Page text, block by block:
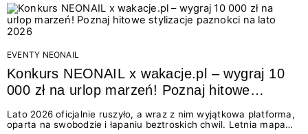
zmysłami: przez soczysty kolor, aksamitną teksturę,
orzeźwiający zapach i słodki akcent na podniebieniu. Tego lata
NEONAIL łączy siły z marką Willisch, tworząc unikalny projekt
na styku jedzenia i piękna....
EVENTY NEONAIL
Konkurs NEONAIL x wakacje.pl – wygraj 10
000 zł na urlop marzeń! Poznaj hitowe
Lato 2026 oficjalnie ruszyło, a wraz z nim wyjątkowa platforma,
oparta na swobodzie i łapaniu beztroskich chwil. Letnia mapa